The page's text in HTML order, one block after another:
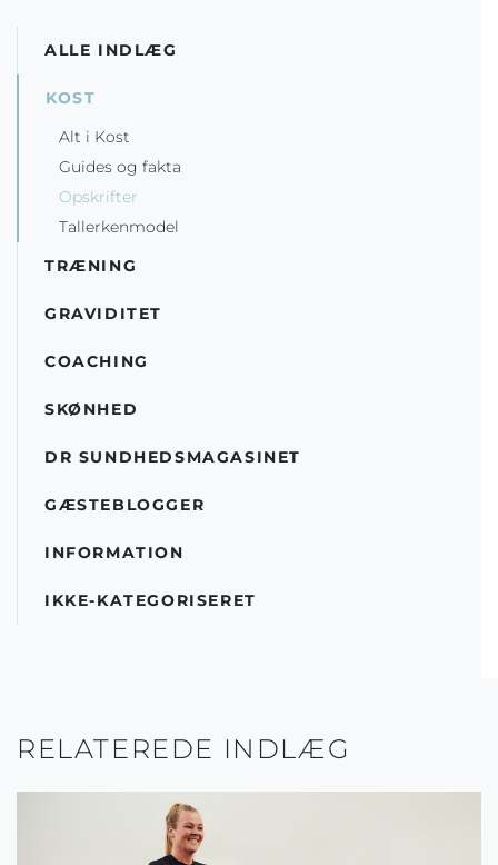
ALLE INDLÆG
KOST
Alt i Kost
Guides og fakta
Opskrifter
Tallerkenmodel
TRÆNING
GRAVIDITET
COACHING
SKØNHED
DR SUNDHEDSMAGASINET
GÆSTEBLOGGER
INFORMATION
IKKE-KATEGORISERET
RELATEREDE INDLÆG